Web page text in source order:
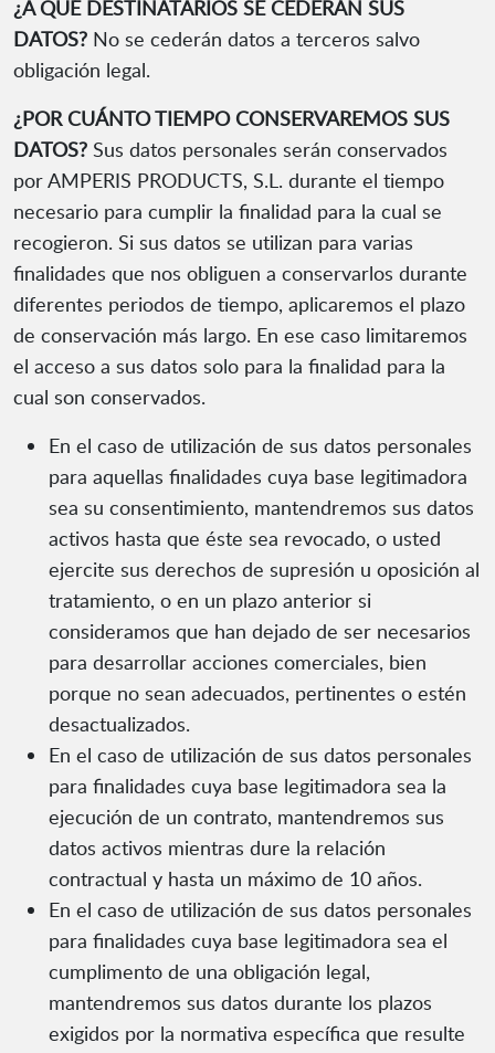
¿A QUÉ DESTINATARIOS SE CEDERÁN SUS
DATOS? No se cederán datos a terceros salvo
obligación legal.
¿POR CUÁNTO TIEMPO CONSERVAREMOS SUS
DATOS? Sus datos personales serán conservados
por AMPERIS PRODUCTS, S.L. durante el tiempo
necesario para cumplir la finalidad para la cual se
recogieron. Si sus datos se utilizan para varias
finalidades que nos obliguen a conservarlos durante
diferentes periodos de tiempo, aplicaremos el plazo
de conservación más largo. En ese caso limitaremos
el acceso a sus datos solo para la finalidad para la
cual son conservados.
En el caso de utilización de sus datos personales
para aquellas finalidades cuya base legitimadora
sea su consentimiento, mantendremos sus datos
activos hasta que éste sea revocado, o usted
ejercite sus derechos de supresión u oposición al
tratamiento, o en un plazo anterior si
consideramos que han dejado de ser necesarios
para desarrollar acciones comerciales, bien
porque no sean adecuados, pertinentes o estén
desactualizados.
En el caso de utilización de sus datos personales
para finalidades cuya base legitimadora sea la
ejecución de un contrato, mantendremos sus
datos activos mientras dure la relación
contractual y hasta un máximo de 10 años.
En el caso de utilización de sus datos personales
para finalidades cuya base legitimadora sea el
cumplimento de una obligación legal,
mantendremos sus datos durante los plazos
exigidos por la normativa específica que resulte